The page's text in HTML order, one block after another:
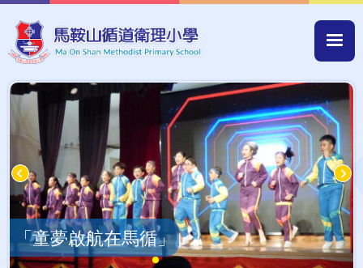
移至主內容
「童夢啟航在馬循」